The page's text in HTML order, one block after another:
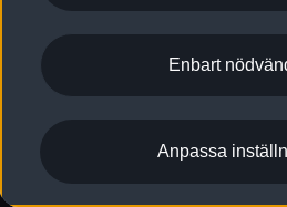
Lediga tjänster huvudkontor
Lediga tjänster hos Audi
Kommentar till mediauppgifter
Enbart
Anpassa